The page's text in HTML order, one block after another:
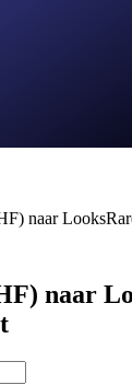
naar
naar